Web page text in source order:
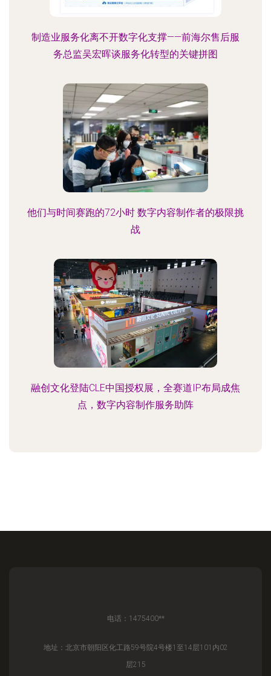
制造业服务化离不开数字化支撑——前海尔售后服
务总监吴宏晖谈服务化转型的关键拼图
他们与时间赛跑的72小时 数字内容制作者的极限挑
战
融创文化登陆CLE中国授权展，全赛道IP布局成焦
点，数字内容制作服务助阵
电话：1475400**
地址：北京市朝阳区化工路59号院4号楼1至14层101内02
层215